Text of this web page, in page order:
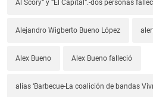
Al Scory” y “El Capital”.-dos personas
Alejandro Wigberto Bueno López
Alex Bueno Alex Bueno falleció
alias ‘Barbecue-La coalición de bandas